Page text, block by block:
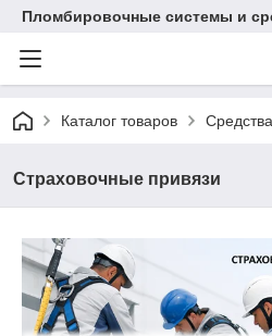
Пломбировочные системы и
Каталог товаров
Страховочные привязи